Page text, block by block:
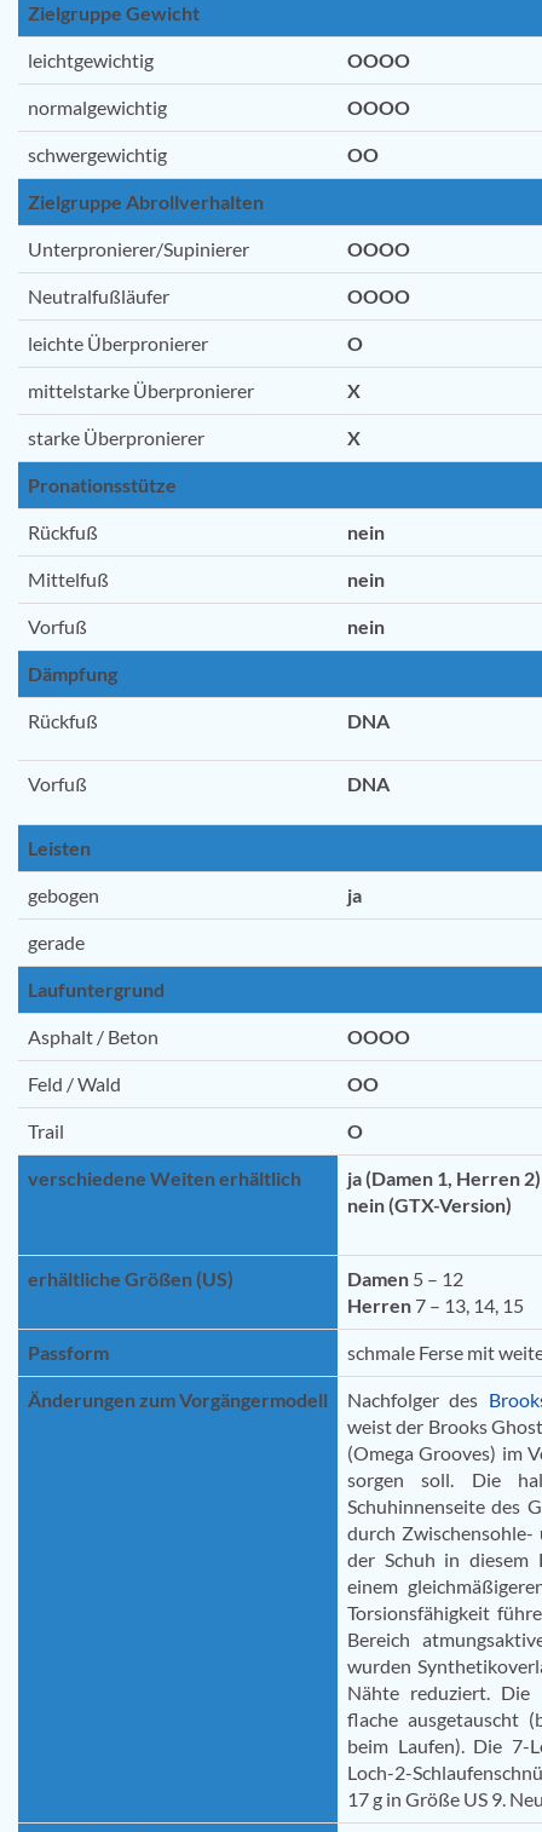
Zielgruppe Gewicht
leichtgewichtig OOOO
normalgewichtig OOOO
schwergewichtig OO
Zielgruppe Abrollverhalten
Unterpronierer/Supinierer OOOO
Neutralfußläufer OOOO
leichte Überpronierer O
mittelstarke Überpronierer X
starke Überpronierer X
Pronationsstütze
Rückfuß nein
Mittelfuß nein
Vorfuß nein
Dämpfung
Rückfuß DNA
Vorfuß DNA
Leisten
gebogen ja
gerade
Laufuntergrund
Asphalt / Beton OOOO
Feld / Wald OO
Trail O
verschiedene Weiten erhältlich
ja (Damen 1, Herren 2)
nein (GTX-Version)
erhältliche Größen (US) Damen 5 – 12
Herren 7 – 13, 14, 15
Passform schmale Ferse mit
Änderungen zum Vorgängermodell Nachfolger des
weist der Brooks
(Omega Grooves) im
sorgen soll. Die
Schuhinnenseite des
durch
der Schuh in diesem
einem
Torsionsfähigkeit
Bereich
wurden
Nähte reduziert. Die
flache ausgetauscht
beim Laufen). Die 7-
Loch-2-
17 g in Größe US 9.